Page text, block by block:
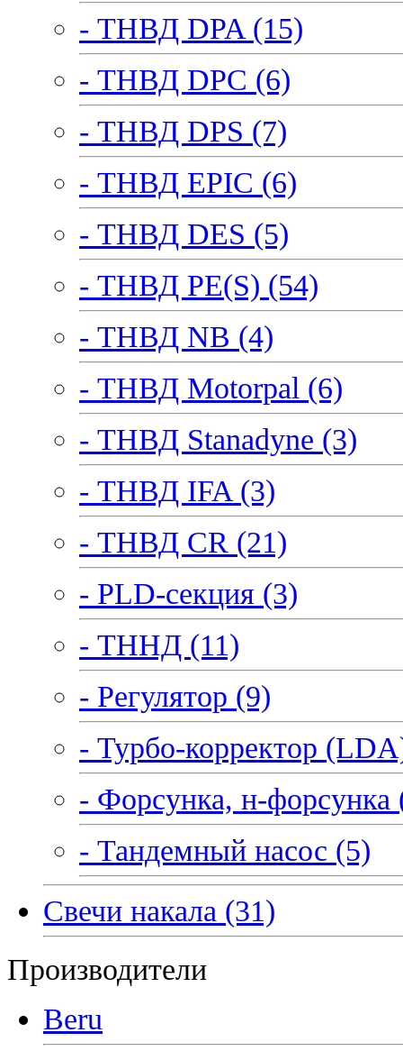
- ТНВД DPA (15)
- ТНВД DPC (6)
- ТНВД DPS (7)
- ТНВД EPIC (6)
- ТНВД DES (5)
- ТНВД PE(S) (54)
- ТНВД NB (4)
- ТНВД Motorpal (6)
- ТНВД Stanadyne (3)
- ТНВД IFA (3)
- ТНВД CR (21)
- PLD-секция (3)
- ТННД (11)
- Регулятор (9)
- Турбо-корректор
- Форсунка, н-форсунка
- Тандемный насос (5)
Свечи накала (31)
Производители
Beru